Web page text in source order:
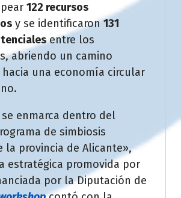
122 recursos
y se identificaron131
entre los
abriendo un camino
una economía circular
enmarca dentro del
de simbiosis
la provincia de Alicante»,
estratégica promovida por
por la Diputación de